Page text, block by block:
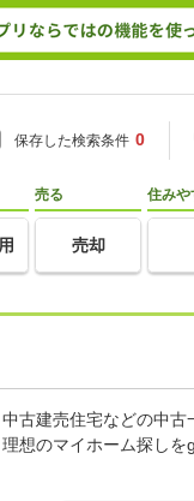
保存した検索条件 0
売る
売却
住みや
古建売住宅などの中古
想のマイホーム探しを